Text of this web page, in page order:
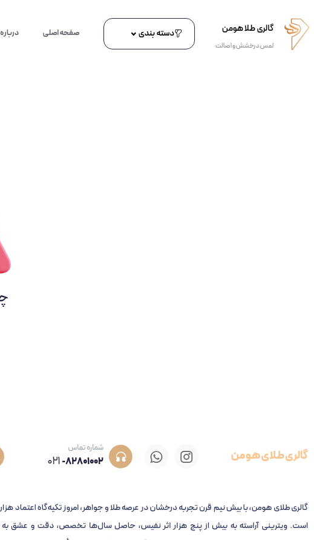
گالری طلا هومن
لمس درخشش و اصالت
دسته بندی صفحه اصلی
گالری طلای هومن شماره تماس
021-82801002
گالری طلای هومن، با بیش نیم قرن تجربه‌ درخشان در عرصه طلا و جواهر، امروز تکیه‌گاه اعتماد
است. ویترینی آراسته به بیش از پنج هزار اثر نفیس، حاصل سال‌ها تخصص، دقت و عشق به